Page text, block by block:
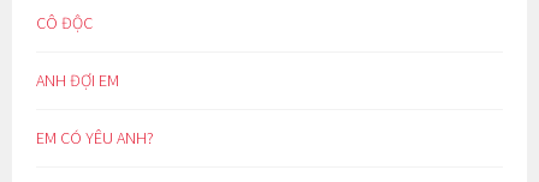
CÔ ĐỘC
ANH ĐỢI EM
EM CÓ YÊU ANH?